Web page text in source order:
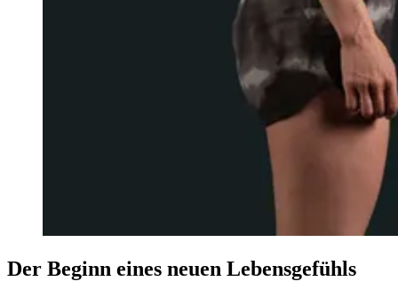
Der Beginn eines neuen Lebensgefühls